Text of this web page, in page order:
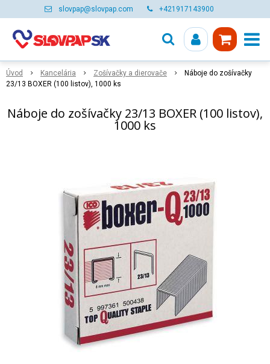
slovpap@slovpap.com +421917143900
Úvod Kancelária Zošívačky a dierovače
Náboje do zošívačky
23/13 BOXER (100 listov), 1000 ks
Náboje do zošívačky 23/13 BOXER (100 listov),
1000 ks